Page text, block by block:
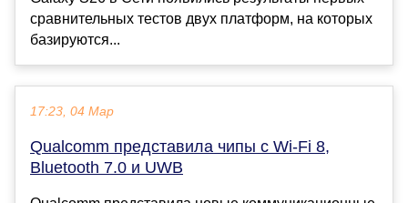
сравнительных тестов двух платформ, на которых
базируются...
17:23, 04 Мар
Qualcomm представила чипы с Wi-Fi 8,
Bluetooth 7.0 и UWB